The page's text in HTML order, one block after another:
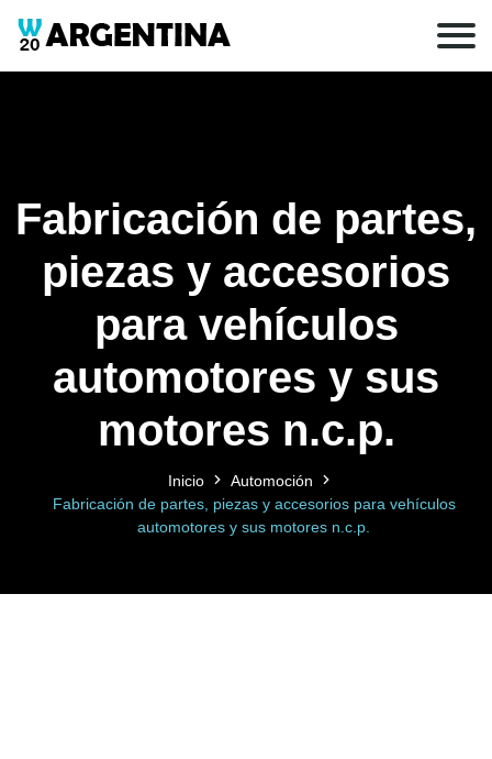
Fabricación de partes,
piezas y accesorios
para vehículos
automotores y sus
motores n.c.p.
Inicio
Automoción
Fabricación de partes, piezas y accesorios para vehículos
automotores y sus motores n.c.p.